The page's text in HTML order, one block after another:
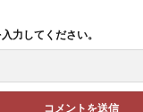
力してください。